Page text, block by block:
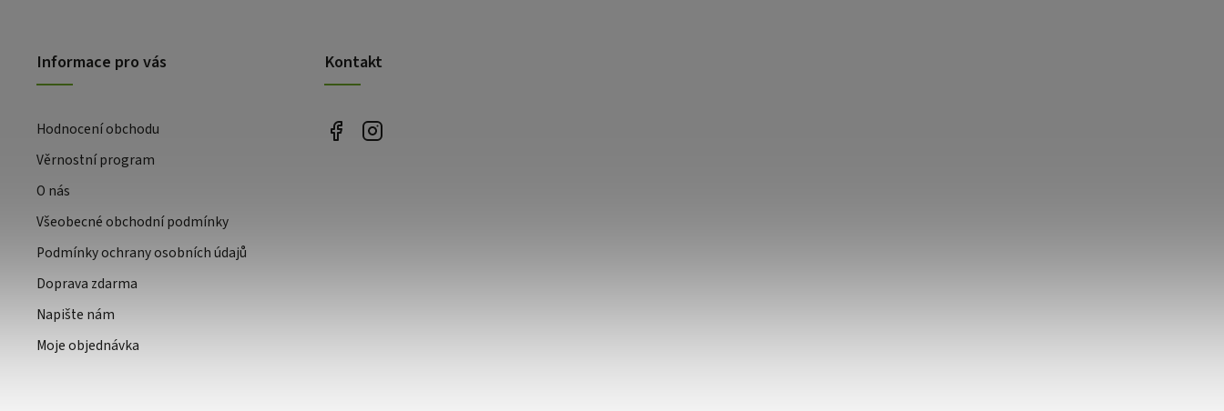
Informace pro vás
Hodnocení obchodu
Věrnostní program
O nás
Všeobecné obchodní podmínky
Podmínky ochrany osobních údajů
Doprava zdarma
Napište nám
Moje objednávka
Kontakt